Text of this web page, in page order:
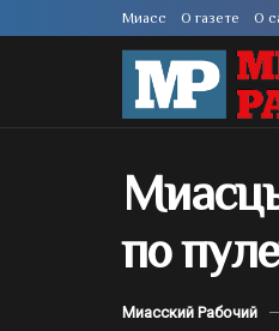
Миасс О газете О
по
Миасский Рабочий